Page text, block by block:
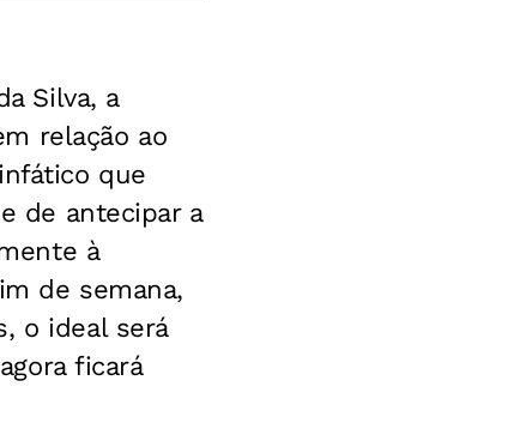
Silva, a
relação ao
que
de antecipar a
à
de semana,
o ideal será
ficará